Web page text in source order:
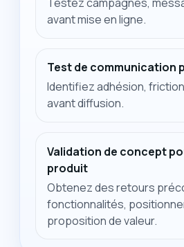
avant mise en ligne.
Test de communication
Identifiez adhésion,
avant diffusion.
Validation de concept
produit
Obtenez des retours
fonctionnalités,
proposition de valeur.